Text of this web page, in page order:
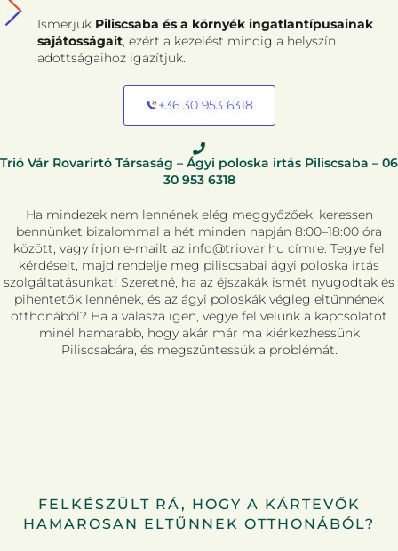
Ismerjük Piliscsaba és a környék ingatlantípusainak
sajátosságait, ezért a kezelést mindig a helyszín
adottságaihoz igazítjuk.
+36 30 953 6318
Trió Vár Rovarirtó Társaság – Ágyi poloska irtás Piliscsaba – 06
30 953 6318
Ha mindezek nem lennének elég meggyőzőek, keressen
bennünket bizalommal a hét minden napján 8:00–18:00 óra
között, vagy írjon e-mailt az info@triovar.hu címre. Tegye fel
kérdéseit, majd rendelje meg piliscsabai ágyi poloska irtás
szolgáltatásunkat! Szeretné, ha az éjszakák ismét nyugodtak és
pihentetők lennének, és az ágyi poloskák végleg eltűnnének
otthonából? Ha a válasza igen, vegye fel velünk a kapcsolatot
minél hamarabb, hogy akár már ma kiérkezhessünk
Piliscsabára, és megszüntessük a problémát.
FELKÉSZÜLT RÁ, HOGY A KÁRTEVŐK
HAMAROSAN ELTŰNNEK OTTHONÁBÓL?